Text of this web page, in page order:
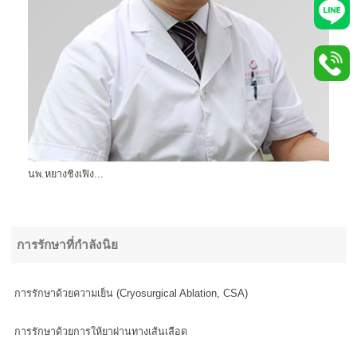
นพ.หยางชิงเฟิง...
การรักษาที่กำลังนิย
การรักษาด้วยความเย็น (Cryosurgical Ablation, CSA)
การรักษาด้วยการให้ยาผ่านทางเส้นเลือด